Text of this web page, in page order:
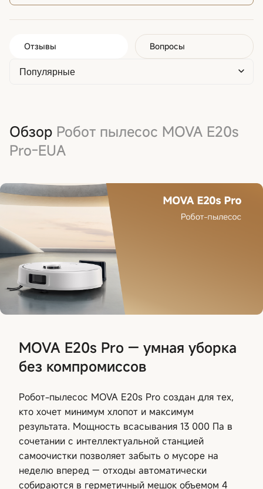
Отзывы Вопросы
Обзор Робот пылесос MOVA E20s
Pro-EUA
MOVA E20s Pro — умная уборка
без компромиссов
Робот-пылесос MOVA E20s Pro создан для тех,
кто хочет минимум хлопот и максимум
результата. Мощность всасывания 13 000 Па в
сочетании с интеллектуальной станцией
самоочистки позволяет забыть о мусоре на
неделю вперед — отходы автоматически
собираются в герметичный мешок объемом 4